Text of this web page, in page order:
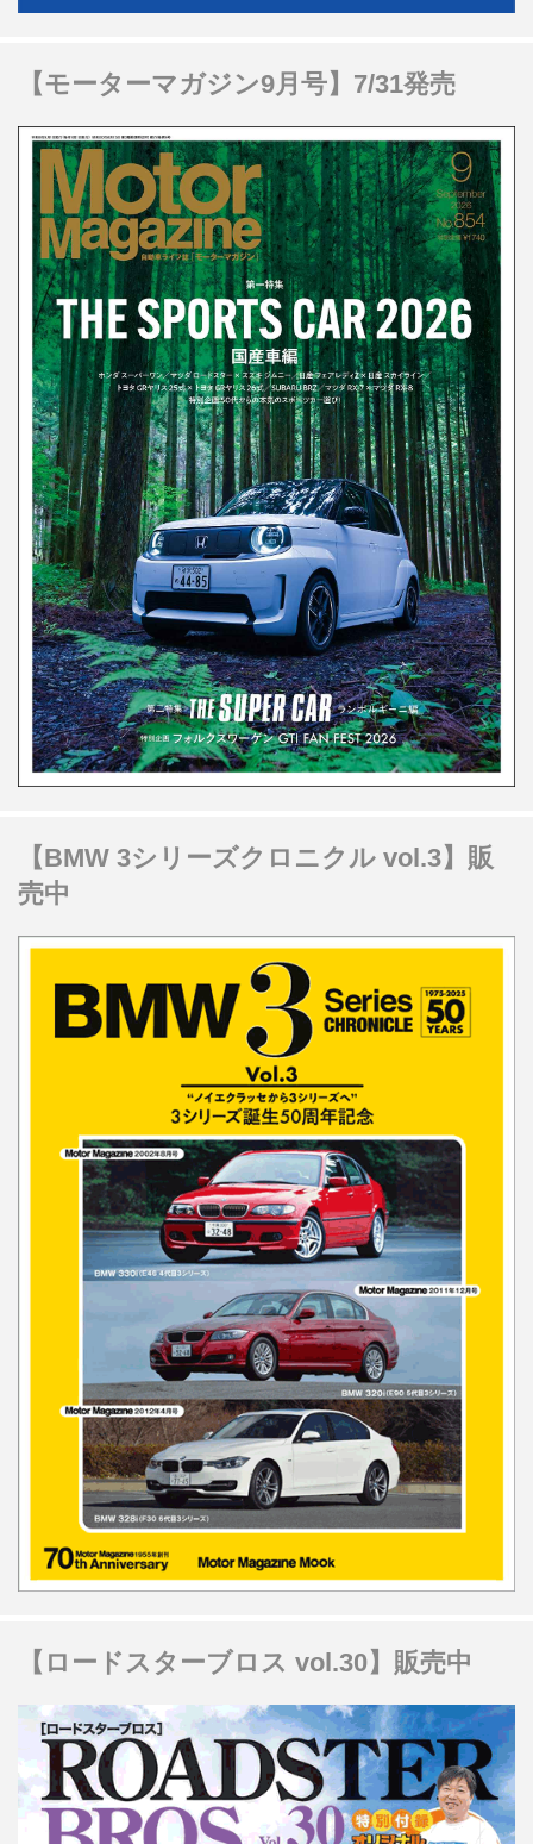
【モーターマガジン9月号】7/31発売
【BMW 3シリーズクロニクル vol.3】販
売中
【ロードスターブロス vol.30】販売中